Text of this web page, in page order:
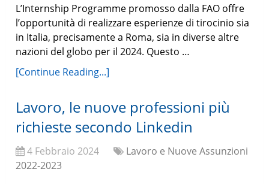
L’Internship Programme promosso dalla FAO offre
l’opportunità di realizzare esperienze di tirocinio sia
in Italia, precisamente a Roma, sia in diverse altre
nazioni del globo per il 2024. Questo …
[Continue Reading...]
Lavoro, le nuove professioni più
richieste secondo Linkedin
4 Febbraio 2024
Lavoro e Nuove Assunzioni
2022-2023